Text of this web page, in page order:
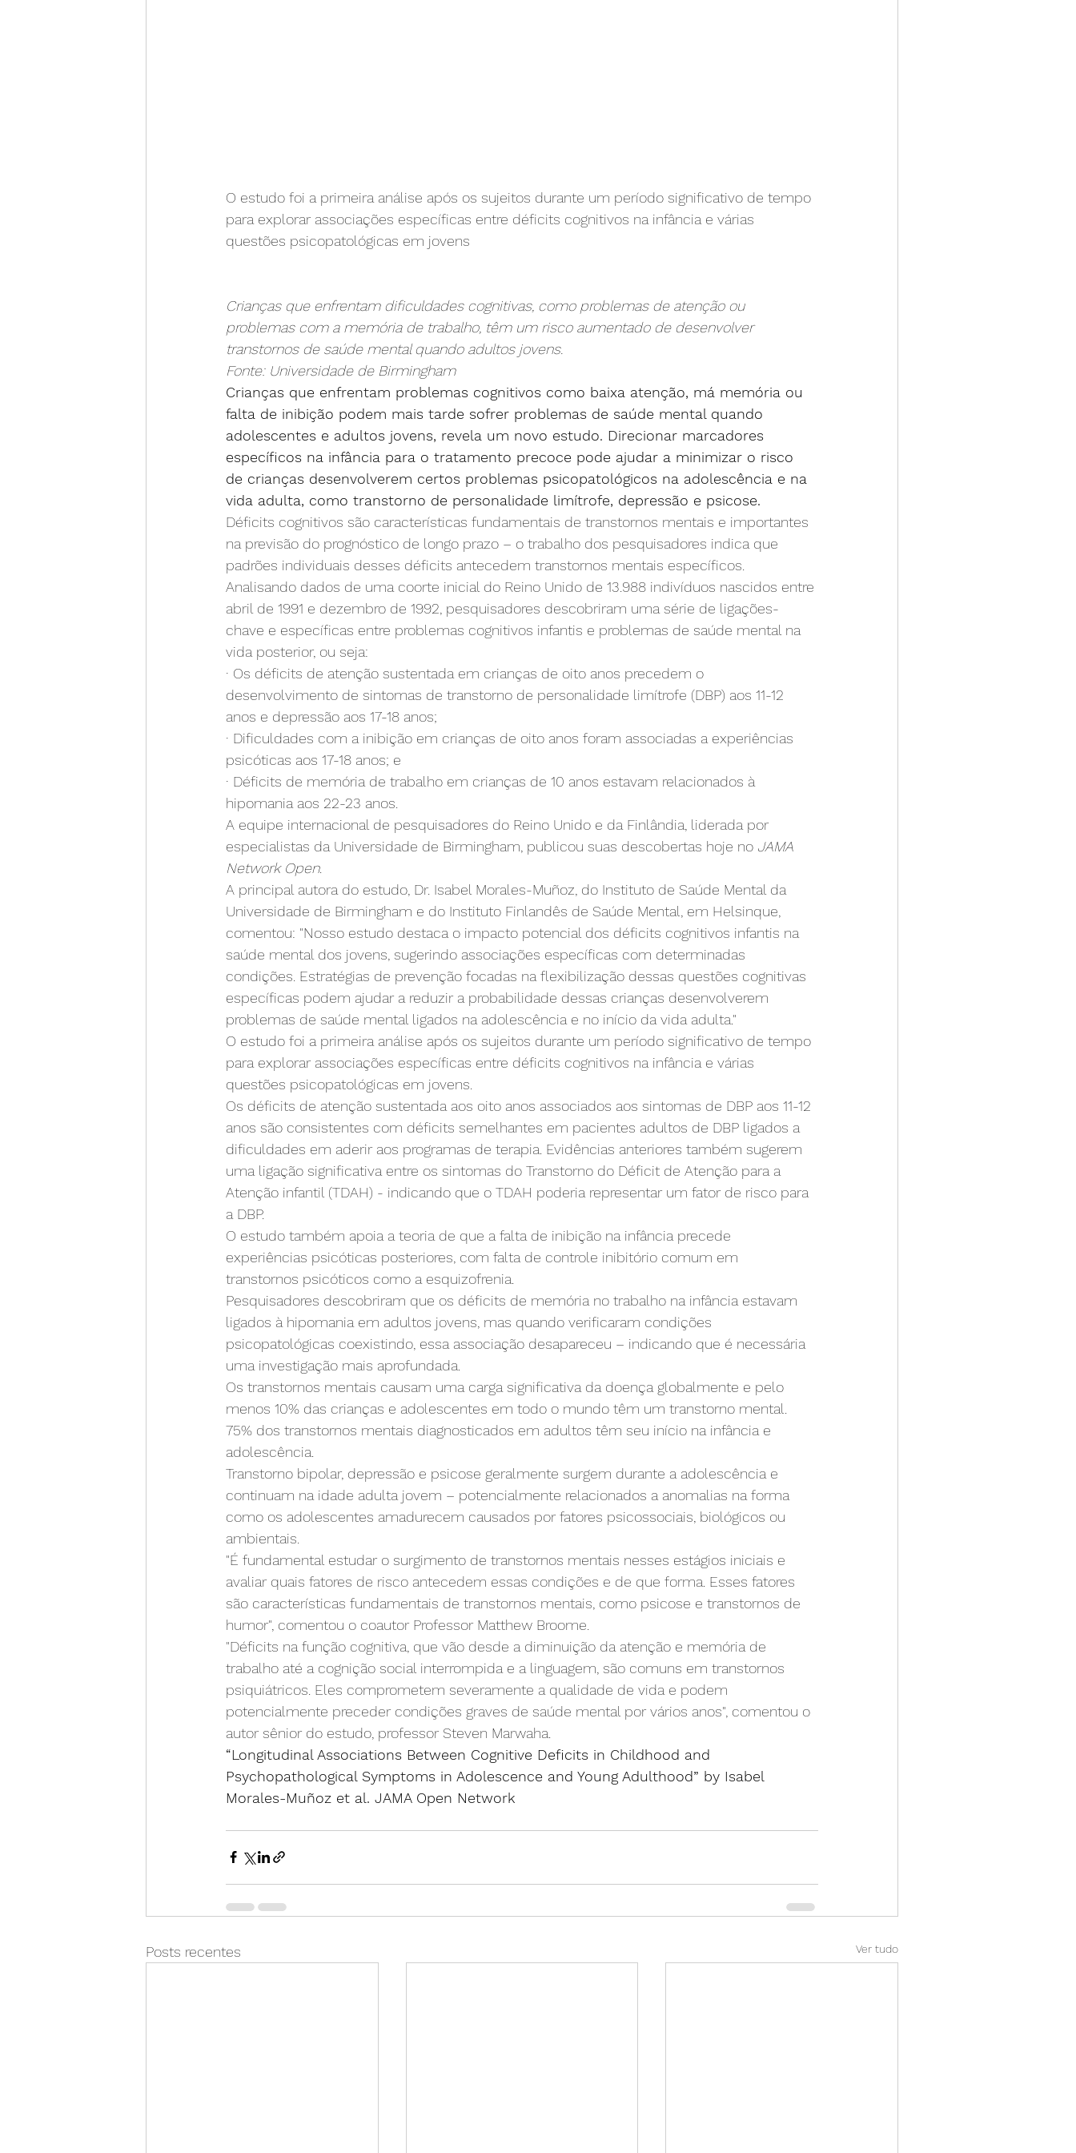
O estudo foi a primeira análise após os sujeitos durante um período significativo de tempo
para explorar associações específicas entre déficits cognitivos na infância e várias
questões psicopatológicas em jovens
Crianças que enfrentam dificuldades cognitivas, como problemas de atenção ou
problemas com a memória de trabalho, têm um risco aumentado de desenvolver
transtornos de saúde mental quando adultos jovens.
Fonte: Universidade de Birmingham
Crianças que enfrentam problemas cognitivos como baixa atenção, má memória ou
falta de inibição podem mais tarde sofrer problemas de saúde mental quando
adolescentes e adultos jovens, revela um novo estudo. Direcionar marcadores
específicos na infância para o tratamento precoce pode ajudar a minimizar o risco
de crianças desenvolverem certos problemas psicopatológicos na adolescência e na
vida adulta, como transtorno de personalidade limítrofe, depressão e psicose.
Déficits cognitivos são características fundamentais de transtornos mentais e importantes
na previsão do prognóstico de longo prazo – o trabalho dos pesquisadores indica que
padrões individuais desses déficits antecedem transtornos mentais específicos.
Analisando dados de uma coorte inicial do Reino Unido de 13.988 indivíduos nascidos entre
abril de 1991 e dezembro de 1992, pesquisadores descobriram uma série de ligações-
chave e específicas entre problemas cognitivos infantis e problemas de saúde mental na
vida posterior, ou seja:
· Os déficits de atenção sustentada em crianças de oito anos precedem o
desenvolvimento de sintomas de transtorno de personalidade limítrofe (DBP) aos 11-12
anos e depressão aos 17-18 anos;
· Dificuldades com a inibição em crianças de oito anos foram associadas a experiências
psicóticas aos 17-18 anos; e
· Déficits de memória de trabalho em crianças de 10 anos estavam relacionados à
hipomania aos 22-23 anos.
A equipe internacional de pesquisadores do Reino Unido e da Finlândia, liderada por
especialistas da Universidade de Birmingham, publicou suas descobertas hoje no JAMA
Network Open.
A principal autora do estudo, Dr. Isabel Morales-Muñoz, do Instituto de Saúde Mental da
Universidade de Birmingham e do Instituto Finlandês de Saúde Mental, em Helsinque,
comentou: "Nosso estudo destaca o impacto potencial dos déficits cognitivos infantis na
saúde mental dos jovens, sugerindo associações específicas com determinadas
condições. Estratégias de prevenção focadas na flexibilização dessas questões cognitivas
específicas podem ajudar a reduzir a probabilidade dessas crianças desenvolverem
problemas de saúde mental ligados na adolescência e no início da vida adulta."
O estudo foi a primeira análise após os sujeitos durante um período significativo de tempo
para explorar associações específicas entre déficits cognitivos na infância e várias
questões psicopatológicas em jovens.
Os déficits de atenção sustentada aos oito anos associados aos sintomas de DBP aos 11-12
anos são consistentes com déficits semelhantes em pacientes adultos de DBP ligados a
dificuldades em aderir aos programas de terapia. Evidências anteriores também sugerem
uma ligação significativa entre os sintomas do Transtorno do Déficit de Atenção para a
Atenção infantil (TDAH) - indicando que o TDAH poderia representar um fator de risco para
a DBP.
O estudo também apoia a teoria de que a falta de inibição na infância precede
experiências psicóticas posteriores, com falta de controle inibitório comum em
transtornos psicóticos como a esquizofrenia.
Pesquisadores descobriram que os déficits de memória no trabalho na infância estavam
ligados à hipomania em adultos jovens, mas quando verificaram condições
psicopatológicas coexistindo, essa associação desapareceu – indicando que é necessária
uma investigação mais aprofundada.
Os transtornos mentais causam uma carga significativa da doença globalmente e pelo
menos 10% das crianças e adolescentes em todo o mundo têm um transtorno mental.
75% dos transtornos mentais diagnosticados em adultos têm seu início na infância e
adolescência.
Transtorno bipolar, depressão e psicose geralmente surgem durante a adolescência e
continuam na idade adulta jovem – potencialmente relacionados a anomalias na forma
como os adolescentes amadurecem causados por fatores psicossociais, biológicos ou
ambientais.
"É fundamental estudar o surgimento de transtornos mentais nesses estágios iniciais e
avaliar quais fatores de risco antecedem essas condições e de que forma. Esses fatores
são características fundamentais de transtornos mentais, como psicose e transtornos de
humor", comentou o coautor Professor Matthew Broome.
"Déficits na função cognitiva, que vão desde a diminuição da atenção e memória de
trabalho até a cognição social interrompida e a linguagem, são comuns em transtornos
psiquiátricos. Eles comprometem severamente a qualidade de vida e podem
potencialmente preceder condições graves de saúde mental por vários anos", comentou o
autor sênior do estudo, professor Steven Marwaha.
“Longitudinal Associations Between Cognitive Deficits in Childhood and
Psychopathological Symptoms in Adolescence and Young Adulthood” by Isabel
Morales-Muñoz et al. JAMA Open Network
Posts recentes Ver tudo